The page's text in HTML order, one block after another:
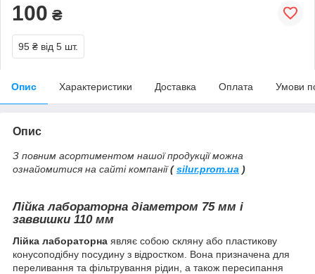
100 ₴
95 ₴ від 5 шт.
Опис Характеристики Доставка Оплата Умови
Опис
З повним асортиментом нашої продукції можна
ознайомитися на сайті компанії(silur.prom.ua )
Лійка лабораторна діаметром 75 мм і
заввишки 110 мм
Лійка лабораторна являє собою скляну або пластикову
конусоподібну посудину з відростком. Вона призначена для
переливання та фільтрування рідин, а також пересипання